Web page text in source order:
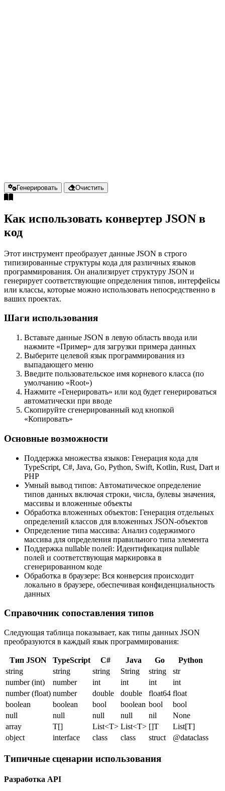
Генерировать Очистить
Как использовать конвертер JSON в
код
Этот инструмент преобразует данные JSON в строго
типизированные структуры кода для различных языков
программирования. Он анализирует структуру JSON и
генерирует соответствующие определения типов, интерфейсы
или классы, которые можно использовать непосредственно в
ваших проектах.
Шаги использования
Вставьте данные JSON в левую область ввода или
нажмите «Пример» для загрузки примера данных
Выберите целевой язык программирования из
выпадающего меню
Введите пользовательское имя корневого класса (по
умолчанию «Root»)
Нажмите «Генерировать» или код будет генерироваться
автоматически при вводе
Скопируйте сгенерированный код кнопкой
«Копировать»
Основные возможности
Поддержка множества языков: Генерация кода для
TypeScript, C#, Java, Go, Python, Swift, Kotlin, Rust, Dart и
PHP
Умный вывод типов: Автоматическое определение
типов данных включая строки, числа, булевы значения,
массивы и вложенные объекты
Обработка вложенных объектов: Генерация отдельных
определений классов для вложенных JSON-объектов
Определение типа массива: Анализ содержимого
массива для определения правильного типа элемента
Поддержка nullable полей: Идентификация nullable
полей и соответствующая маркировка в
сгенерированном коде
Обработка в браузере: Вся конверсия происходит
локально в браузере, обеспечивая конфиденциальность
данных
Справочник сопоставления типов
Следующая таблица показывает, как типы данных JSON
преобразуются в каждый язык программирования:
Тип JSON TypeScript C# Java Go
Python
string
string string String string
str
number (int)
number int int int
int
number (float) number double double float64 float
boolean
boolean bool boolean bool
bool
null
null null null nil
None
array
T[] List<T> List<T> []T
List[T]
object
interface class class struct @dataclass
Типичные сценарии использования
Разработка API